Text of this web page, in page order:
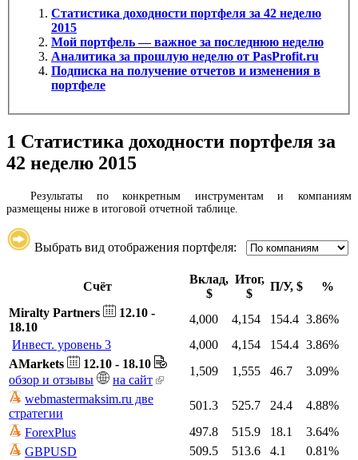
Статистика доходности портфеля за 42 неделю
2015
Мой портфель — важное за последнюю неделю
Аналитика за прошлую неделю от PasProfit.ru
Подписка на получение отчетов и изменения в
портфеле
1 Статистика доходности портфеля за
42 неделю 2015
Результаты по конкретным инструментам и компаниям
размещены ниже в итоговой отчетной таблице.
Выбрать вид отображения портфеля:
Счёт
Вклад,
$
Итог,
$
П/У, $
%
Miralty Partners
12.10 -
18.10
4,000 4,154 154.4 3.86%
Инвест. уровень 3
4,000 4,154 154.4 3.86%
AMarkets
12.10 - 18.10
обзор и отзывы
на сайт
1,509 1,555 46.7 3.09%
webmastermaksim.ru две
стратегии
501.3 525.7 24.4
4.88%
ForexPlus
497.8 515.9 18.1
3.64%
GBPUSD
509.5 513.6 4.1
0.81%